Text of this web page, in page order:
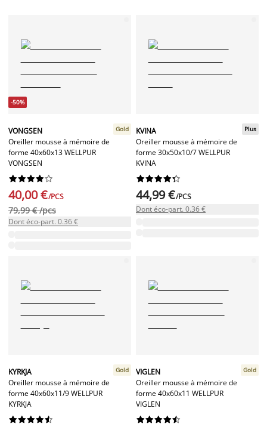
-50%
VONGSEN
Oreiller mousse à mémoire de
forme 40x60x13 WELLPUR
VONGSEN
Gold






40,00 €/PCS
79,99 € /pcs
Dont éco-part. 0.36 €
KVINA
Oreiller mousse à mémoire de
forme 30x50x10/7 WELLPUR
KVINA
Plus






44,99 €/PCS
Dont éco-part. 0.36 €
KYRKJA
Oreiller mousse à mémoire de
forme 40x60x11/9 WELLPUR
KYRKJA
Gold






VIGLEN
Oreiller mousse à mémoire de
forme 40x60x11 WELLPUR
VIGLEN
Gold





